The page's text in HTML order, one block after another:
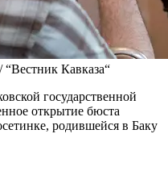
Кавказа“
государственной
открытие бюста
родившейся в Баку